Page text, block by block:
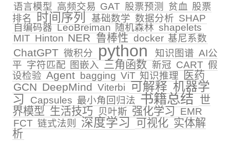
语言模型 高频交易 GAT 股票预测 贫血 股票
排名 时间序列 基础数学 数据分析 SHAP
自编码器LeoBreiman随机森林shapelets
MIT Hinton NER 鲁棒性 docker 基尼系数
ChatGPT 微积分 python 知识图谱 AI公
平 字符匹配 图嵌入 三角函数 新冠 CART 假
设检验 Agent bagging ViT 知识推理
医药
GCN DeepMind Viterbi 可解释机器学
习
Capsules 最小角回归法 书籍总结 世
界模型 生活技巧 贝叶斯 强化学习 EMR
FCT 链式法则 深度学习 可视化 实体解
析